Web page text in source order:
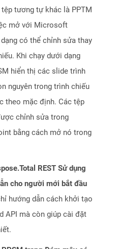
tương tự khác là PPTM
mở với Microsoft
có thể chỉnh sửa thay
Khi chạy dưới dạng
hiển thị các slide trình
nguyên trong trình chiếu
theo mặc định. Các tệp
chỉnh sửa trong
bằng cách mở nó trong
REST Sử dụng
cho người mới bắt đầu
hướng dẫn cách khởi tạo
API mà còn giúp cài đặt